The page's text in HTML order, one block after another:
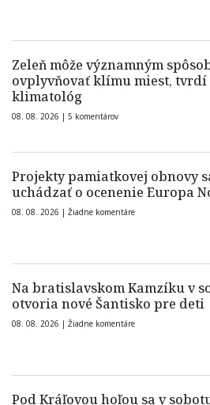
Zeleň môže významným
ovplyvňovať klímu miest, tvrdí
klimatológ
08. 08. 2026 | 5 komentárov
Projekty pamiatkovej obnovy
uchádzať o ocenenie Europa
08. 08. 2026 | Žiadne komentáre
Na bratislavskom Kamzíku v
otvoria nové Šantisko pre deti
08. 08. 2026 | Žiadne komentáre
Pod Kráľovou hoľou sa v